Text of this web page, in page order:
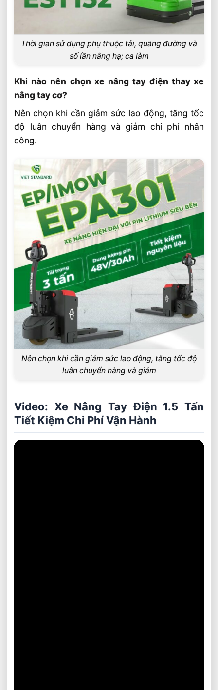
Thời gian sử dụng phụ thuộc tải, quãng đường và
số lần nâng hạ; ca làm
Khi nào nên chọn xe nâng tay điện thay xe
nâng tay cơ?
Nên chọn khi cần giảm sức lao động, tăng tốc
độ luân chuyển hàng và giảm chi phí nhân
công.
Nên chọn khi cần giảm sức lao động, tăng tốc độ
luân chuyển hàng và giảm
Video: Xe Nâng Tay Điện 1.5 Tấn
Tiết Kiệm Chi Phí Vận Hành